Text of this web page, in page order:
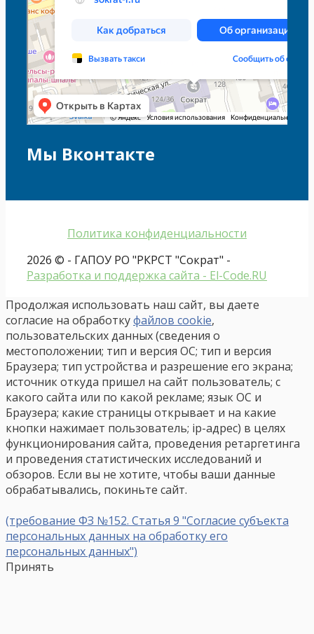
Мы Вконтакте
Политика конфиденциальности
2026 © - ГАПОУ РО "РКРСТ "Сократ" -
Разработка и поддержка сайта - El-Code.RU
Продолжая использовать наш сайт, вы даете
согласие на обработкуфайлов cookie,
пользовательских данных (сведения о
местоположении; тип и версия ОС; тип и версия
Браузера; тип устройства и разрешение его экрана;
источник откуда пришел на сайт пользователь; с
какого сайта или по какой рекламе; язык ОС и
Браузера; какие страницы открывает и на какие
кнопки нажимает пользователь; ip-адрес) в целях
функционирования сайта, проведения ретаргетинга
и проведения статистических исследований и
обзоров. Если вы не хотите, чтобы ваши данные
обрабатывались, покиньте сайт.
(требование ФЗ №152. Статья 9 "Согласие субъекта
персональных данных на обработку его
персональных данных")
Принять